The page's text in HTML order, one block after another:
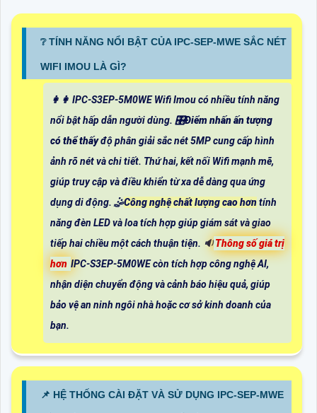
❔ TÍNH NĂNG NỔI BẬT CỦA IPC-SEP-MWE SẮC NÉT
WIFI IMOU LÀ GÌ?
️👩‍👩 IPC-S3EP-5M0WE Wifi Imou có nhiều tính năng
nổi bật hấp dẫn người dùng. 🎛Điểm nhấn ấn tượng
có thể thấyđộ phân giải sắc nét 5MP cung cấp hình
ảnh rõ nét và chi tiết. Thứ hai, kết nối Wifi mạnh mẽ,
giúp truy cập và điều khiển từ xa dễ dàng qua ứng
dụng di động. 🤹Công nghệ chất lượng cao hơn tính
năng đèn LED và loa tích hợp giúp giám sát và giao
tiếp hai chiều một cách thuận tiện. 🔉Thông số giá trị
hơn IPC-S3EP-5M0WE còn tích hợp công nghệ AI,
nhận diện chuyển động và cảnh báo hiệu quả, giúp
bảo vệ an ninh ngôi nhà hoặc cơ sở kinh doanh của
bạn.
📌 HỆ THỐNG CÀI ĐẶT VÀ SỬ DỤNG IPC-SEP-MWE